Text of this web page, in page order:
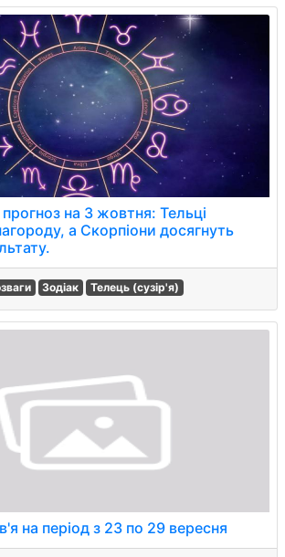
на 3 жовтня: Тельці
а Скорпіони досягнуть
Зодіак Телець (сузір'я)
на період з 23 по 29 вересня